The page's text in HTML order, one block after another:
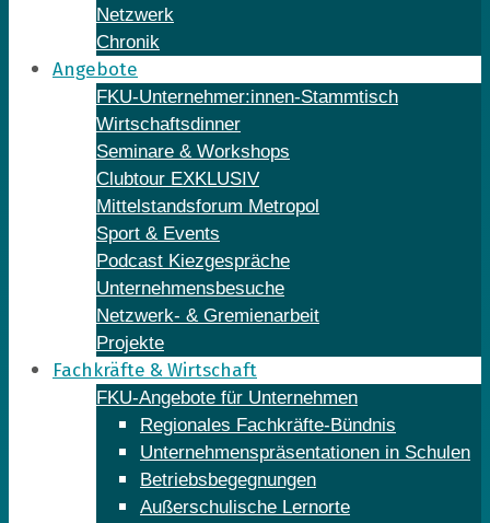
Netzwerk
Chronik
Angebote
FKU-Unternehmer:innen-Stammtisch
Wirtschaftsdinner
Seminare & Workshops
Clubtour EXKLUSIV
Mittelstandsforum Metropol
Sport & Events
Podcast Kiezgespräche
Unternehmensbesuche
Netzwerk- & Gremienarbeit
Projekte
Fachkräfte & Wirtschaft
FKU-Angebote für Unternehmen
Regionales Fachkräfte-Bündnis
Unternehmenspräsentationen in Schulen
Betriebsbegegnungen
Außerschulische Lernorte